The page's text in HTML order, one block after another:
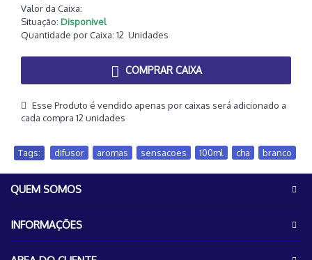
Valor da Caixa:
Situação: Disponivel
Quantidade por Caixa: 12 Unidades
COMPRAR CAIXA
Esse Produto é vendido apenas por caixas será adicionado a
cada compra 12 unidades
Tags: difusor aromas sensacoes 100ml cha branco
QUEM SOMOS
INFORMAÇÕES